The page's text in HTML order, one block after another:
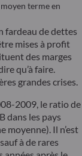
terme en
fardeau de dettes
mises à profit
des marges
qu’à faire.
grandes crises.
2009, le ratio de
dans les pays
moyenne). Il n’est
à de rares